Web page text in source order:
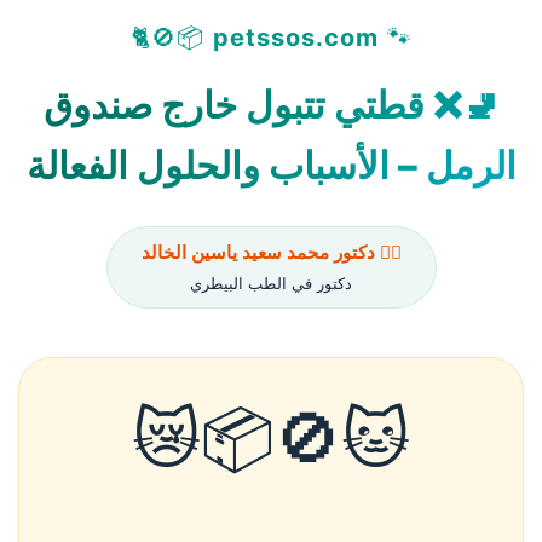
🐾
petssos.com
📦🚫🐈
🚽❌ قطتي تتبول خارج صندوق
الرمل – الأسباب والحلول الفعالة
👨‍⚕️ دكتور محمد سعيد ياسين الخالد
دكتور في الطب البيطري
🐱🚫📦😿